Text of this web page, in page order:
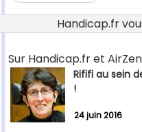
Handicap.fr
Sur Handicap.fr et
Rififi au sein
!
24 juin 2016